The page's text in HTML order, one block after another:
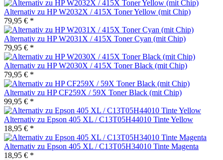
Alternativ zu HP W2032X / 415X Toner Yellow (mit Chip)
79,95 € *
Alternativ zu HP W2031X / 415X Toner Cyan (mit Chip)
79,95 € *
Alternativ zu HP W2030X / 415X Toner Black (mit Chip)
79,95 € *
Alternativ zu HP CF259X / 59X Toner Black (mit Chip)
99,95 € *
Alternativ zu Epson 405 XL / C13T05H44010 Tinte Yellow
18,95 € *
Alternativ zu Epson 405 XL / C13T05H34010 Tinte Magenta
18,95 € *